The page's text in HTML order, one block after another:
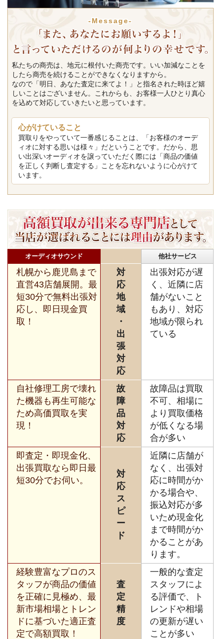
-Message-
私たちの商売は、地元に根付いた商売です。いい加減なことを
したら商売を続けることができなくなりますから。
なので「明日、あなた査定に来てよ！」と指名された時ほど嬉
しいことはございません。これからも、お客様一人ひとり真心
を込めて対応していきたいと思っています。
心がけていること
買取りをやっていて一番感じることは、「お客様のオーデ
ィオに対する思いは様々」だということです。だから、思
い出深いオーディオを譲っていただく際には「商品の価値
を正しく判断し査定する」ことを忘れないように心がけて
います。
オーディオサウンド 他社サービス
札幌から鹿児島まで
直営43店舗展開。最
短30分で無料出張対
応し、即日現金買
取！
対
応
地
域
・
出
張
対
応
出張対応が遅
く、近隣に店
舗がないこと
もあり、対応
地域が限られ
ている
自社修理工房で壊れ
た機器も再生可能な
ため高価買取を実
現！
故
障
品
対
応
故障品は買取
不可、相場に
より買取価格
が低くなる場
合が多い
即査定・即現金化、
出張買取なら即日最
短30分でお伺い。
対
応
ス
ピ
ー
ド
近隣に店舗が
なく、出張対
応に時間がか
かる場合や、
振込対応が多
いため現金化
まで時間がか
かることがあ
ります。
経験豊富なプロのス
タッフが商品の価値
を正確に見極め、最
新市場相場とトレン
ドに基づいた適正査
定で高額買取！
査
定
精
度
一般的な査定
スタッフによ
る評価で、ト
レンドや相場
の更新が遅い
ことが多い